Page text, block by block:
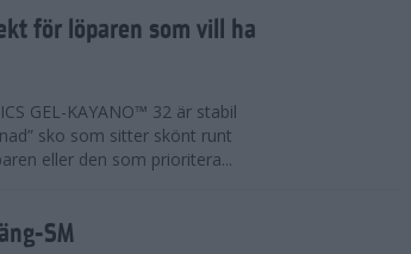
för löparen som vill ha
GEL-KAYANO™ 32 är stabil
sko som sitter skönt runt
eller den som prioritera...
SM